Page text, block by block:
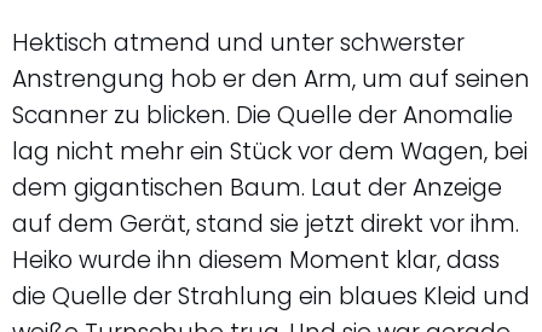
Hektisch atmend und unter schwerster
Anstrengung hob er den Arm, um auf seinen
Scanner zu blicken. Die Quelle der Anomalie
lag nicht mehr ein Stück vor dem Wagen, bei
dem gigantischen Baum. Laut der Anzeige
auf dem Gerät, stand sie jetzt direkt vor ihm.
Heiko wurde ihn diesem Moment klar, dass
die Quelle der Strahlung ein blaues Kleid und